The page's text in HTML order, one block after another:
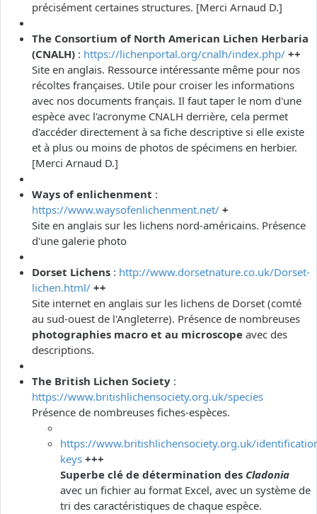
précisément certaines structures. [Merci Arnaud D.]
The Consortium of North American Lichen Herbaria
(CNALH) : https://lichenportal.org/cnalh/index.php/ ++
Site en anglais. Ressource intéressante même pour nos
récoltes françaises. Utile pour croiser les informations
avec nos documents français. Il faut taper le nom d'une
espèce avec l'acronyme CNALH derrière, cela permet
d'accéder directement à sa fiche descriptive si elle existe
et à plus ou moins de photos de spécimens en herbier.
[Merci Arnaud D.]
Ways of enlichenment :
https://www.waysofenlichenment.net/ +
Site en anglais sur les lichens nord-américains. Présence
d'une galerie photo
Dorset Lichens : http://www.dorsetnature.co.uk/Dorset-
lichen.html/ ++
Site internet en anglais sur les lichens de Dorset (comté
au sud-ouest de l'Angleterre). Présence de nombreuses
photographies macro et au microscope avec des
descriptions.
The British Lichen Society :
https://www.britishlichensociety.org.uk/species
Présence de nombreuses fiches-espèces.
https://www.britishlichensociety.org.uk/
keys +++
Superbe clé de détermination des Cladonia
avec un fichier au format Excel, avec un système de
tri des caractéristiques de chaque espèce.